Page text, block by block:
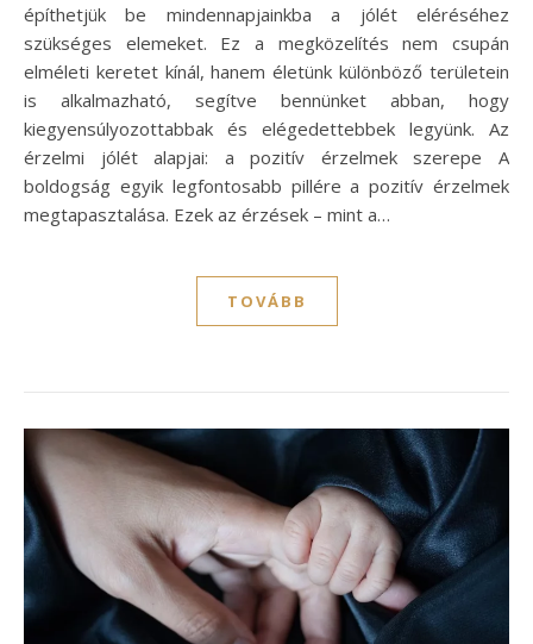
építhetjük be mindennapjainkba a jólét eléréséhez
szükséges elemeket. Ez a megközelítés nem csupán
elméleti keretet kínál, hanem életünk különböző területein
is alkalmazható, segítve bennünket abban, hogy
kiegyensúlyozottabbak és elégedettebbek legyünk. Az
érzelmi jólét alapjai: a pozitív érzelmek szerepe A
boldogság egyik legfontosabb pillére a pozitív érzelmek
megtapasztalása. Ezek az érzések – mint a…
TOVÁBB